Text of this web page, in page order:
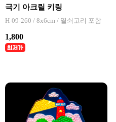
극기 아크릴 키링
H-09-260 / 8x6cm / 열쇠고리 포함
1,800